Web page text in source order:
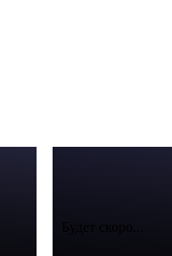
Будет скоро...